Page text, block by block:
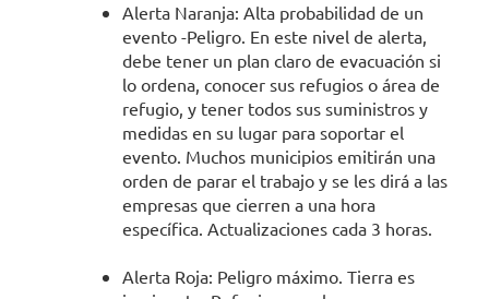
Alerta Naranja: Alta probabilidad de un
evento -Peligro. En este nivel de alerta,
debe tener un plan claro de evacuación si
lo ordena, conocer sus refugios o área de
refugio, y tener todos sus suministros y
medidas en su lugar para soportar el
evento. Muchos municipios emitirán una
orden de parar el trabajo y se les dirá a las
empresas que cierren a una hora
específica. Actualizaciones cada 3 horas.
Alerta Roja: Peligro máximo. Tierra es